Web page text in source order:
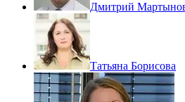
Дмитрий
Татьяна Борисова